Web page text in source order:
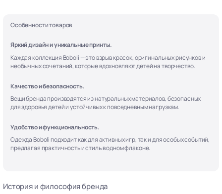
Особенности товаров
Яркий дизайн и уникальные принты.
Каждая коллекция Boboli — это взрыв красок, оригинальных рисунков и
необычных сочетаний, которые вдохновляют детей на творчество.
Качество и безопасность.
Вещи бренда производятся из натуральных материалов, безопасных
для здоровья детей и устойчивых к повседневным нагрузкам.
Удобство и функциональность.
Одежда Boboli подходит как для активных игр, так и для особых событий,
предлагая практичность и стиль в одном флаконе.
История и философия бренда